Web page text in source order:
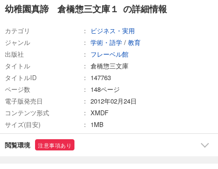
幼稚園真諦 倉橋惣三文庫１ の詳細情報
カテゴリ
ビジネス・実用
ジャンル
学術・語学 / 教育
出版社
フレーベル館
タイトル
倉橋惣三文庫
タイトルID
147763
ページ数
148ページ
電子版発売日
2012年02月24日
コンテンツ形式
XMDF
サイズ(目安)
1MB
閲覧環境 注意事項あり